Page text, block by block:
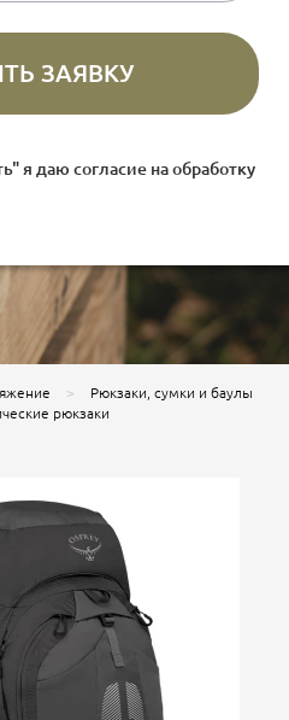
я даю согласие наобработку
Рюкзаки, сумки и баулы
рюкзаки